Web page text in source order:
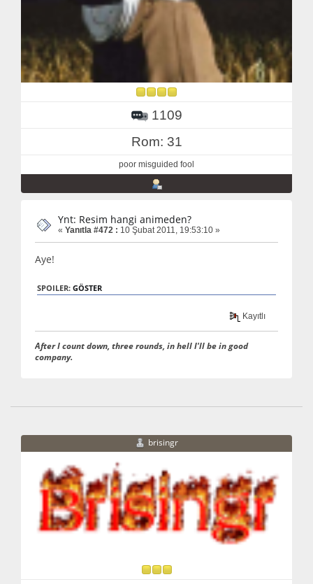
1109
Rom: 31
poor misguided fool
Ynt: Resim hangi animeden?
« Yanıtla #472 : 10 Şubat 2011, 19:53:10 »
Aye!
SPOILER: GÖSTER
Kayıtlı
After I count down, three rounds, in hell I'll be in good
company.
brisingr